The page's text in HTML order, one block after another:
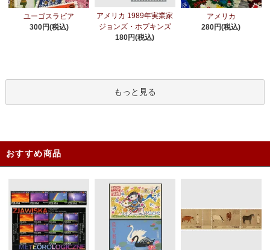
ユーゴスラビア
300円(税込)
アメリカ 1989年実業家
ジョンズ・ホプキンズ
180円(税込)
アメリカ
280円(税込)
もっと見る
おすすめ商品